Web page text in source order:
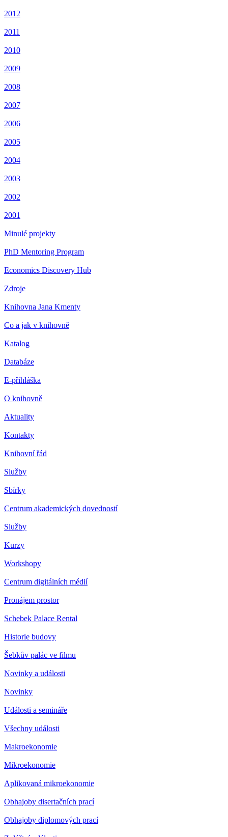
2012
2011
2010
2009
2008
2007
2006
2005
2004
2003
2002
2001
Minulé projekty
PhD Mentoring Program
Economics Discovery Hub
Zdroje
Knihovna Jana Kmenty
Co a jak v knihovně
Katalog
Databáze
E-přihláška
O knihovně
Aktuality
Kontakty
Knihovní řád
Služby
Sbírky
Centrum akademických dovedností
Služby
Kurzy
Workshopy
Centrum digitálních médií
Pronájem prostor
Schebek Palace Rental
Historie budovy
Šebkův palác ve filmu
Novinky a události
Novinky
Události a semináře
Všechny události
Makroekonomie
Mikroekonomie
Aplikovaná mikroekonomie
Obhajoby disertačních prací
Obhajoby diplomových prací